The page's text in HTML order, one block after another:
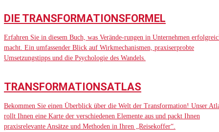
DIE TRANSFORMATIONSFORMEL
Erfahren Sie in diesem Buch, was Verände-rungen in Unternehmen
macht. Ein umfassender Blick auf Wirkmechanismen, praxiserprobte
Umsetzungstipps und die Psychologie des Wandels.
TRANSFORMATIONSATLAS
Bekommen Sie einen Überblick über die Welt der Transformation! Unser
rollt Ihnen eine Karte der verschiedenen Elemente aus und packt Ihnen
praxisrelevante Ansätze und Methoden in Ihren „Reisekoffer“.